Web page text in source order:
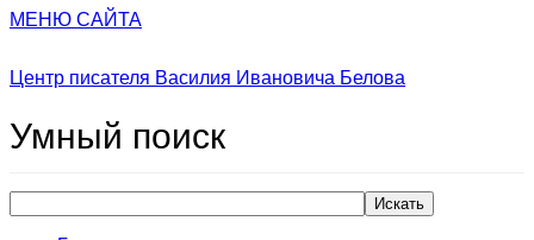
МЕНЮ САЙТА
Центр писателя Василия Ивановича Белова
Умный поиск
Искать